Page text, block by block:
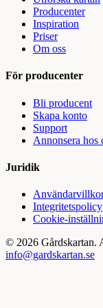
Producenter
Inspiration
Priser
Om oss
För producenter
Bli producent
Skapa konto
Support
Annonsera hos
Juridik
Integritetspolicy
Cookie-
© 2026 Gårdskartan.
info@gardskartan.se